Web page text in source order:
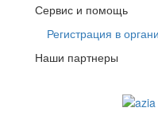
Сервис и помощь
Регистрация в
Наши партнеры